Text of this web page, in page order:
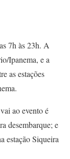
7h às 23h. A
Ipanema, e a
as estações
ao evento é
desembarque; e
estação Siqueira